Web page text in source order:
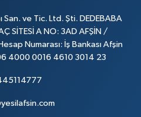
ve Tic. Ltd. Şti. DEDEBABA
SİTESİ A NO: 3AD AFŞİN /
Numarası: İş Bankası Afşin
4000 0016 4610 3014 23